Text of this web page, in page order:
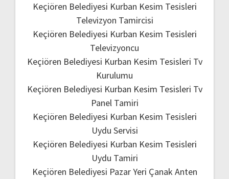
Keçiören Belediyesi Kurban Kesim Tesisleri
Televizyon Tamircisi
Keçiören Belediyesi Kurban Kesim Tesisleri
Televizyoncu
Keçiören Belediyesi Kurban Kesim Tesisleri Tv
Kurulumu
Keçiören Belediyesi Kurban Kesim Tesisleri Tv
Panel Tamiri
Keçiören Belediyesi Kurban Kesim Tesisleri
Uydu Servisi
Keçiören Belediyesi Kurban Kesim Tesisleri
Uydu Tamiri
Keçiören Belediyesi Pazar Yeri Çanak Anten